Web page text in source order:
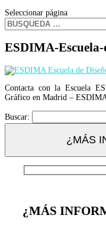
Seleccionar página
ESDIMA-
Contacta con la Escuela
Gráfico en Madrid –
Buscar:
¿MÁS
¿MÁS